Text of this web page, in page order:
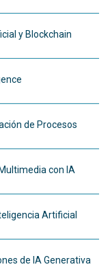
y Blockchain
de Procesos
con IA
Artificial
de IA Generativa